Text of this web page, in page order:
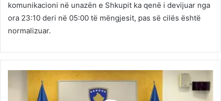
komunikacioni në unazën e Shkupit ka qenë i devijuar nga
ora 23:10 deri në 05:00 të mëngjesit, pas së cilës është
normalizuar.